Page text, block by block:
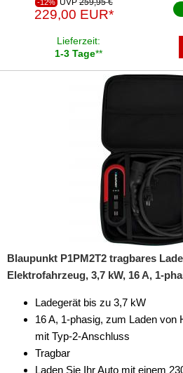
-12% UVP 259,95 €
229,00 EUR*
Lieferzeit:
1-3 Tage**
Blaupunkt P1PM2T2 tragbares
Elektrofahrzeug, 3,7 kW, 16 A, 1-
Ladegerät bis zu 3,7 kW
16 A, 1-phasig, zum Laden von
mit Typ-2-Anschluss
Tragbar
Laden Sie Ihr Auto mit einem